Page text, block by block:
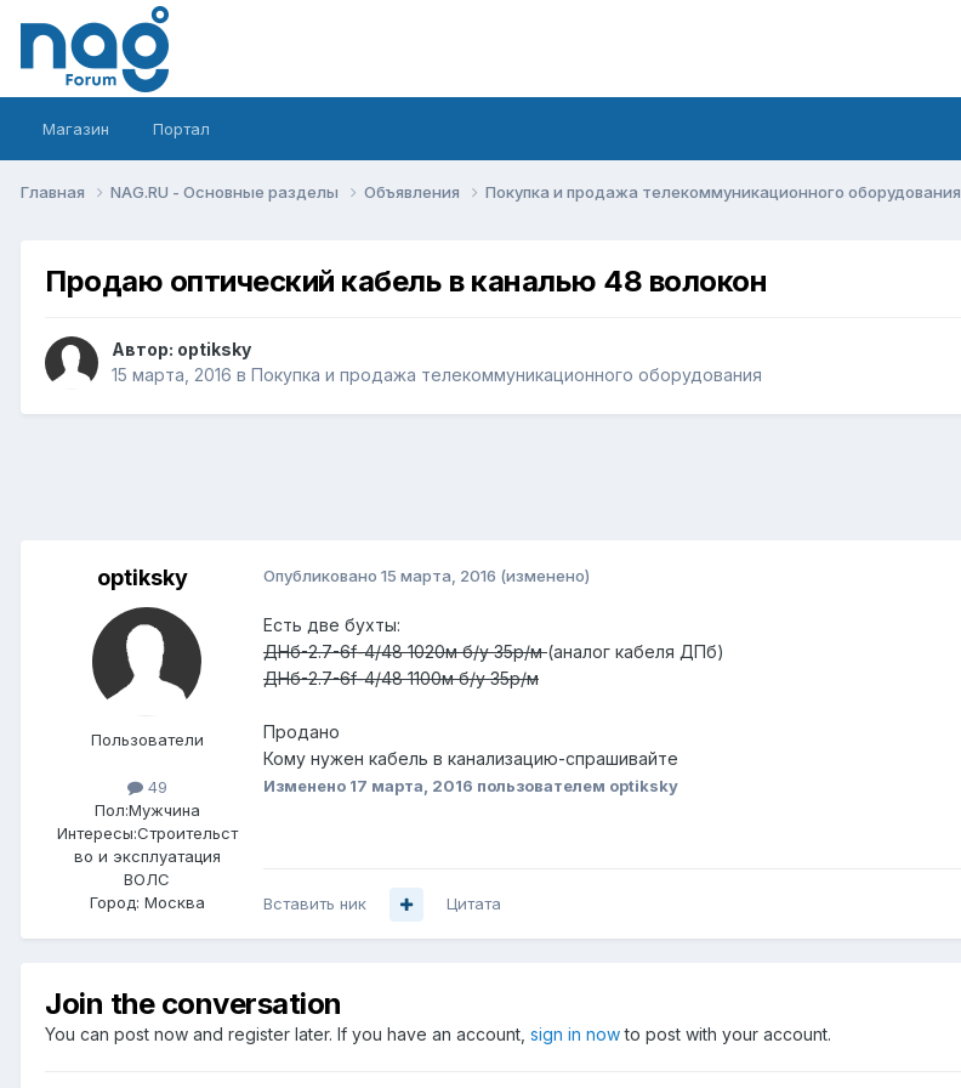
Магазин Портал
Главная NAG.RU - Основные разделы Объявления Покупка и продажа телекоммуникационного оборудования
Продаю оптический кабель в каналью 48 волокон
Автор: optiksky
15 марта, 2016 в Покупка и продажа телекоммуникационного оборудования
optiksky
Пользователи
49
Пол:Мужчина
Интересы:Строительст
во и эксплуатация
ВОЛС
Город: Москва
Опубликовано 15 марта, 2016 (изменено)
Есть две бухты:
ДНб-2.7-6f-4/48 1020м б/у 35р/м(аналог кабеля ДПб)
ДНб-2.7-6f-4/48 1100м б/у 35р/м
Продано
Кому нужен кабель в канализацию-спрашивайте
Изменено 17 марта, 2016 пользователем optiksky
Вставить ник Цитата
Join the conversation
You can post now and register later. If you have an account, sign in nowto post with your account.